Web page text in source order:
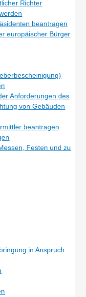
Richter
beantragen
europäischer Bürger
Anforderungen des
von Gebäuden
beantragen
Festen und zu
in Anspruch